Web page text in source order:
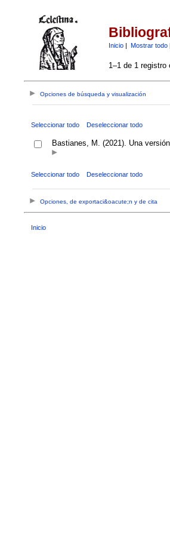
Inicio| Mostrar todo
1–1 de 1 registro
Opciones de búsqueda y visualización
Seleccionar todo Deseleccionar todo
Bastianes, M. (2021). Una
Seleccionar todo Deseleccionar todo
Opciones, de exportaci&oacute;n y de cita
Inicio